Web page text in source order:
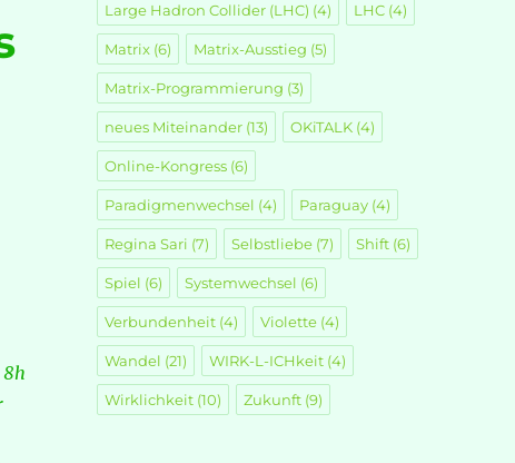
Large Hadron Collider (LHC) (4) LHC(4)
Matrix(6) Matrix-Ausstieg (5)
Matrix-Programmierung (3)
neues Miteinander(13) OKiTALK(4)
Online-Kongress(6)
Paradigmenwechsel (4) Paraguay(4)
Regina Sari (7) Selbstliebe(7) Shift(6)
Spiel (6) Systemwechsel (6)
Verbundenheit(4) Violette(4)
Wandel (21) WIRK-L-ICHkeit(4)
Wirklichkeit(10) Zukunft(9)